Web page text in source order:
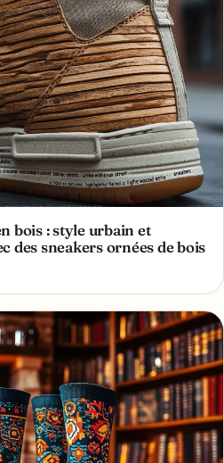
bois : style urbain et
des sneakers ornées de bois